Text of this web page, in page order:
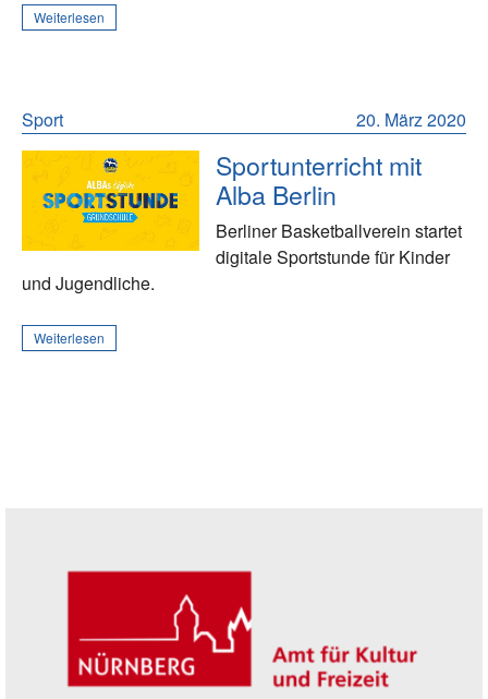
Weiterlesen
20. März 2020
Sport
Sportunterricht mit
Alba Berlin
Berliner Basketballverein startet
digitale Sportstunde für Kinder
und Jugendliche.
Weiterlesen